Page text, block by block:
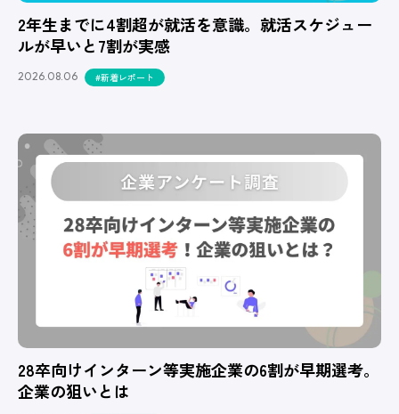
2年生までに4割超が就活を意識。就活スケジュー
ルが早いと7割が実感
2026.08.06 #新着レポート
28卒向けインターン等実施企業の6割が早期選考。
企業の狙いとは